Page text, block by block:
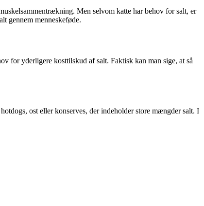
Men selvom katte har behov for salt, er
gennem menneskeføde.
for yderligere kosttilskud af salt. Faktisk kan man sige, at så
ost eller konserves, der indeholder store mængder salt. I